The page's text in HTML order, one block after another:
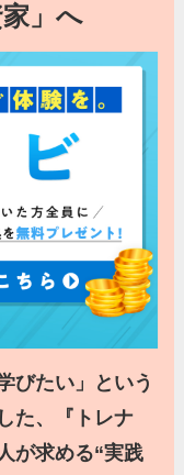
」へ
びたい」という
た、『トレナ
が求める“実践